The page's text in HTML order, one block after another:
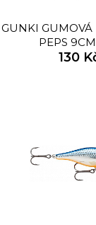
GUNKI GUMOVÁ
PEPS
130